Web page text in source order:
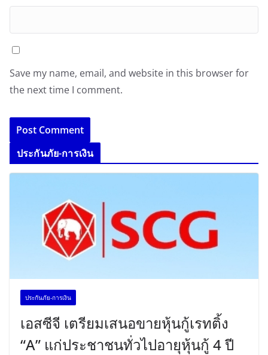
Save my name, email, and website in this browser for
the next time I comment.
ประกันภัย-การเงิน
ประกันภัย-การเงิน
เอสซีจี เตรียมเสนอขายหุ้นกู้เรทติ้ง
“A” แก่ประชาชนทั่วไปอายุหุ้นกู้ 4 ปี